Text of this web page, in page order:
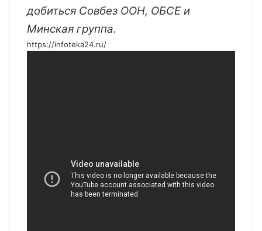
добиться Совбез ООН, ОБСЕ и
Минская группа.
https://infoteka24.ru/